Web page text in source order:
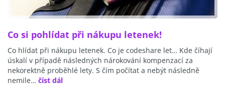
Co si pohlídat při nákupu letenek!
Co hlídat při nákupu letenek. Co je codeshare let… Kde číhají
úskalí v případě následných nárokování kompenzací za
nekorektně proběhlé lety. S čím počítat a nebýt následně
nemile… číst dál